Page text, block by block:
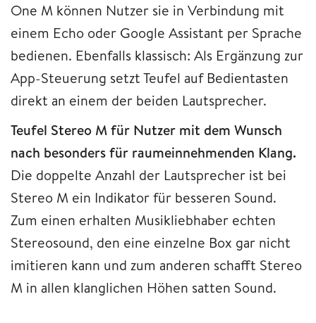
One M können Nutzer sie in Verbindung mit
einem Echo oder Google Assistant per Sprache
bedienen. Ebenfalls klassisch: Als Ergänzung zur
App-Steuerung setzt Teufel auf Bedientasten
direkt an einem der beiden Lautsprecher.
Teufel Stereo M für Nutzer mit dem Wunsch
nach besonders für raumeinnehmenden Klang.
Die doppelte Anzahl der Lautsprecher ist bei
Stereo M ein Indikator für besseren Sound.
Zum einen erhalten Musikliebhaber echten
Stereosound, den eine einzelne Box gar nicht
imitieren kann und zum anderen schafft Stereo
M in allen klanglichen Höhen satten Sound.